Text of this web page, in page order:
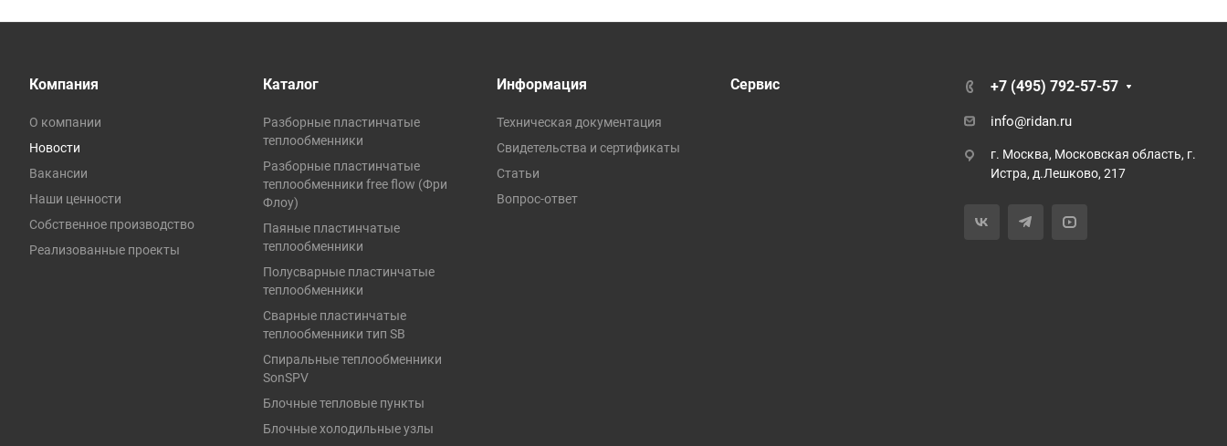
Компания
О компании
Новости
Вакансии
Наши ценности
Собственное производство
Реализованные проекты
Каталог
Разборные пластинчатые
теплообменники
Разборные пластинчатые
теплообменники free flow (Фри
Флоу)
Паяные пластинчатые
теплообменники
Полусварные пластинчатые
теплообменники
Сварные пластинчатые
теплообменники тип SB
Спиральные теплообменники
SonSPV
Блочные тепловые пункты
Блочные холодильные узлы
Информация
Техническая документация
Свидетельства и сертификаты
Статьи
Вопрос-ответ
Сервис +7 (495) 792-57-57
info@ridan.ru
г. Москва, Московская область, г.
Истра, д.Лешково, 217